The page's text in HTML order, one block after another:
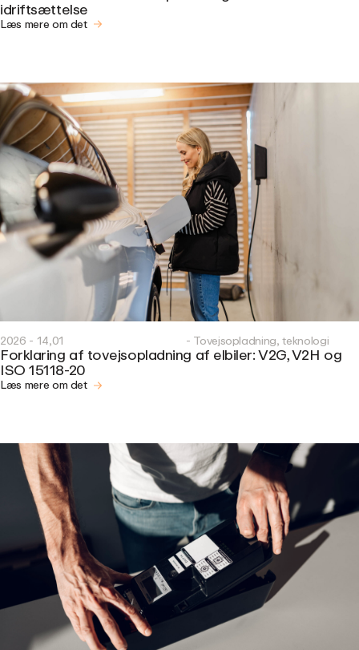
idriftsættelse
Læs mere om det
2026 - 14,01 - Tovejsopladning, teknologi
Forklaring af tovejsopladning af elbiler: V2G, V2H og
ISO 15118-20
Læs mere om det